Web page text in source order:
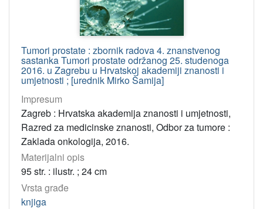
Tumori prostate : zbornik radova 4. znanstvenog
sastanka Tumori prostate održanog 25. studenoga
2016. u Zagrebu u Hrvatskoj akademiji znanosti i
umjetnosti ; [urednik Mirko Šamija]
Impresum
Zagreb : Hrvatska akademija znanosti i umjetnosti,
Razred za medicinske znanosti, Odbor za tumore :
Zaklada onkologija, 2016.
Materijalni opis
95 str. : ilustr. ; 24 cm
Vrsta građe
knjiga